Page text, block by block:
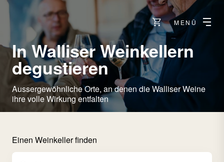
MENÜ
In Walliser Weinkellern
degustieren
Aussergewöhnliche Orte, an denen die Walliser Weine
ihre volle Wirkung entfalten
Einen Weinkeller finden